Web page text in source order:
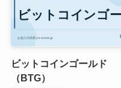
ビットコインゴールド
（BTG）